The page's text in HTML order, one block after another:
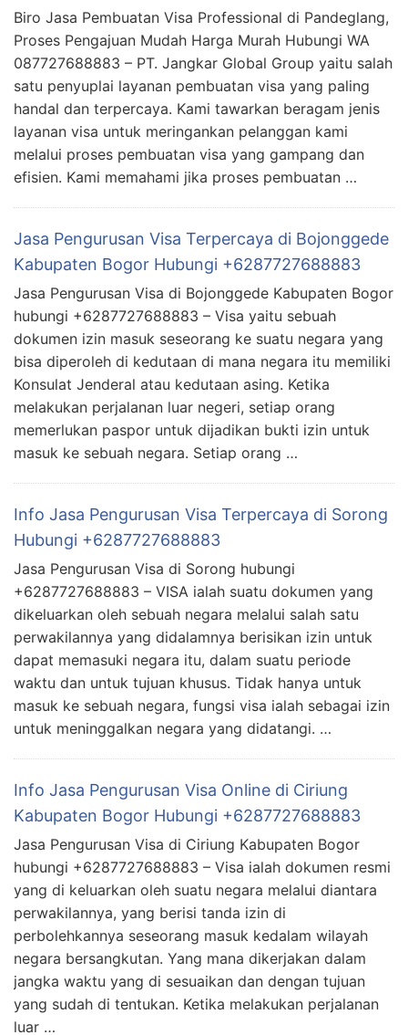
Biro Jasa Pembuatan Visa Professional di Pandeglang,
Proses Pengajuan Mudah Harga Murah Hubungi WA
087727688883 – PT. Jangkar Global Group yaitu salah
satu penyuplai layanan pembuatan visa yang paling
handal dan terpercaya. Kami tawarkan beragam jenis
layanan visa untuk meringankan pelanggan kami
melalui proses pembuatan visa yang gampang dan
efisien. Kami memahami jika proses pembuatan …
Jasa Pengurusan Visa Terpercaya di Bojonggede
Kabupaten Bogor Hubungi +6287727688883
Jasa Pengurusan Visa di Bojonggede Kabupaten Bogor
hubungi +6287727688883 – Visa yaitu sebuah
dokumen izin masuk seseorang ke suatu negara yang
bisa diperoleh di kedutaan di mana negara itu memiliki
Konsulat Jenderal atau kedutaan asing. Ketika
melakukan perjalanan luar negeri, setiap orang
memerlukan paspor untuk dijadikan bukti izin untuk
masuk ke sebuah negara. Setiap orang …
Info Jasa Pengurusan Visa Terpercaya di Sorong
Hubungi +6287727688883
Jasa Pengurusan Visa di Sorong hubungi
+6287727688883 – VISA ialah suatu dokumen yang
dikeluarkan oleh sebuah negara melalui salah satu
perwakilannya yang didalamnya berisikan izin untuk
dapat memasuki negara itu, dalam suatu periode
waktu dan untuk tujuan khusus. Tidak hanya untuk
masuk ke sebuah negara, fungsi visa ialah sebagai izin
untuk meninggalkan negara yang didatangi. …
Info Jasa Pengurusan Visa Online di Ciriung
Kabupaten Bogor Hubungi +6287727688883
Jasa Pengurusan Visa di Ciriung Kabupaten Bogor
hubungi +6287727688883 – Visa ialah dokumen resmi
yang di keluarkan oleh suatu negara melalui diantara
perwakilannya, yang berisi tanda izin di
perbolehkannya seseorang masuk kedalam wilayah
negara bersangkutan. Yang mana dikerjakan dalam
jangka waktu yang di sesuaikan dan dengan tujuan
yang sudah di tentukan. Ketika melakukan perjalanan
luar …